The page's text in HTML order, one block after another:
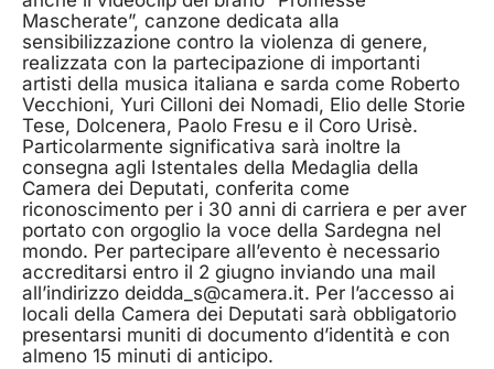
Mascherate”, canzone dedicata alla
sensibilizzazione contro la violenza di genere,
realizzata con la partecipazione di importanti
artisti della musica italiana e sarda come Roberto
Vecchioni, Yuri Cilloni dei Nomadi, Elio delle Storie
Tese, Dolcenera, Paolo Fresu e il Coro Urisè.
Particolarmente significativa sarà inoltre la
consegna agli Istentales della Medaglia della
Camera dei Deputati, conferita come
riconoscimento per i 30 anni di carriera e per aver
portato con orgoglio la voce della Sardegna nel
mondo. Per partecipare all’evento è necessario
accreditarsi entro il 2 giugno inviando una mail
all’indirizzo deidda_s@camera.it. Per l’accesso ai
locali della Camera dei Deputati sarà obbligatorio
presentarsi muniti di documento d’identità e con
almeno 15 minuti di anticipo.